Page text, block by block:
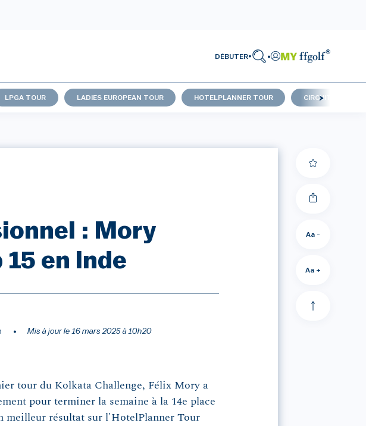
DÉBUTER
LPGA TOUR LADIES EUROPEAN TOUR HOTELPLANNER TOUR CIRCUIT
: Mory
en Inde
Mis à jour le 16 mars 2025 à 10h20
tour du Kolkata Challenge, Félix Mory a
pour terminer la semaine à la 14e place
meilleur résultat sur l'HotelPlanner Tour
Aa -
Aa +